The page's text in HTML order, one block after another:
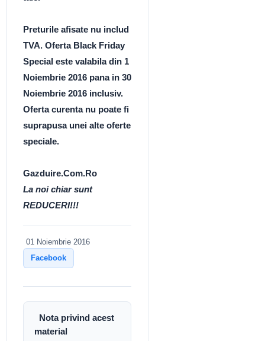
Preturile afisate nu includ
TVA. Oferta Black Friday
Special este valabila din 1
Noiembrie 2016 pana in 30
Noiembrie 2016 inclusiv.
Oferta curenta nu poate fi
suprapusa unei alte oferte
speciale.
Gazduire.Com.Ro
La noi chiar sunt
REDUCERI!!!
01 Noiembrie 2016
Facebook
Nota privind acest
material